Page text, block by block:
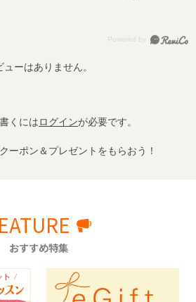
ューはありません。
くにはログインが必要です。
ーポン＆プレゼントをもらおう！
おすすめ特集